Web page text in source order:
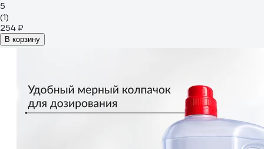
5
(1)
254 ₽
В корзину